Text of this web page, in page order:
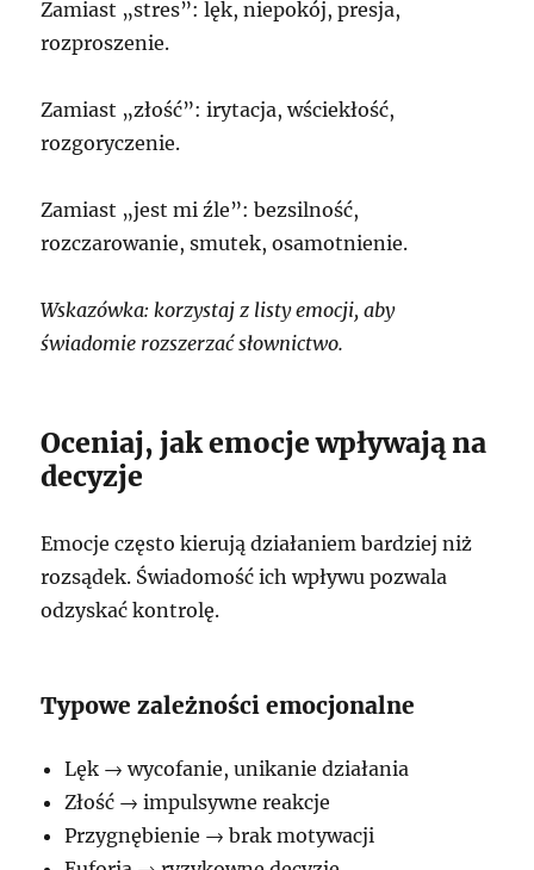
Zamiast „stres”: lęk, niepokój, presja,
rozproszenie.
Zamiast „złość”: irytacja, wściekłość,
rozgoryczenie.
Zamiast „jest mi źle”: bezsilność,
rozczarowanie, smutek, osamotnienie.
Wskazówka: korzystaj z listy emocji, aby
świadomie rozszerzać słownictwo.
Oceniaj, jak emocje wpływają na
decyzje
Emocje często kierują działaniem bardziej niż
rozsądek. Świadomość ich wpływu pozwala
odzyskać kontrolę.
Typowe zależności emocjonalne
Lęk → wycofanie, unikanie działania
Złość → impulsywne reakcje
Przygnębienie → brak motywacji